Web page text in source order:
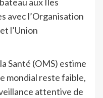
avec l’Organisation
l’Union
Santé (OMS) estime
mondial reste faible,
attentive de